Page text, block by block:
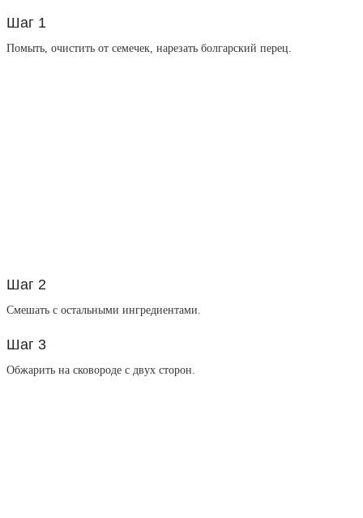
Шаг 1
Помыть, очистить от семечек, нарезать болгарский перец.
Шаг 2
Смешать с остальными ингредиентами.
Шаг 3
Обжарить на сковороде с двух сторон.